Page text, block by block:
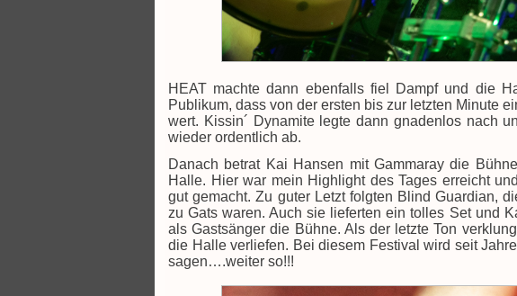
HEAT machte dann ebenfalls fiel Dampf und die
Publikum, dass von der ersten bis zur letzten Minute
wert. Kissin´ Dynamite legte dann gnadenlos nach
wieder ordentlich ab.
Danach betrat Kai Hansen mit Gammaray die
Halle. Hier war mein Highlight des Tages erreicht
gut gemacht. Zu guter Letzt folgten Blind Guardian,
zu Gats waren. Auch sie lieferten ein tolles Set und
als Gastsänger die Bühne. Als der letzte Ton
die Halle verliefen. Bei diesem Festival wird seit
sagen….weiter so!!!